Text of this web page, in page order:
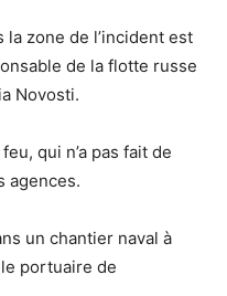
la zone de l’incident est
de la flotte russe
Novosti.
qui n’a pas fait de
agences.
un chantier naval à
portuaire de